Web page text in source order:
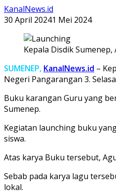
KanalNews.id
30 April 20241 Mei 2024
Kepala Disdik
SUMENEP, KanalNews.id –
Negeri Pangarangan 3.
Buku karangan Guru yang
Sumenep.
Kegiatan launching buku
siswa.
Atas karya Buku tersebut,
Sebab pada karya lagu
lokal.